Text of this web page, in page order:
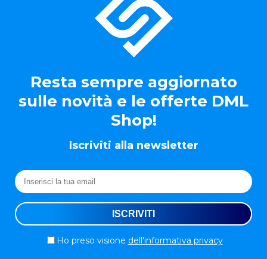
Resta sempre aggiornato
sulle novità e le offerte DML
Shop!
Iscriviti alla newsletter
Ho preso visione dell'informativa privacy